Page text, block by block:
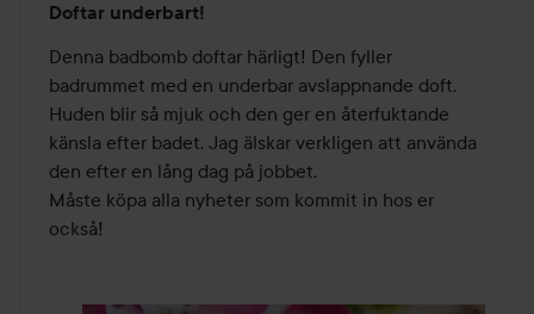
5
av
5
Doftar underbart!
Denna badbomb doftar härligt! Den fyller
badrummet med en underbar avslappnande doft.
Huden blir så mjuk och den ger en återfuktande
känsla efter badet. Jag älskar verkligen att använda
den efter en lång dag på jobbet.
Måste köpa alla nyheter som kommit in hos er
också!